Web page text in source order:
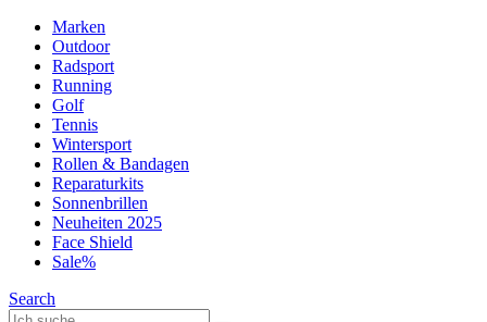
Marken
Outdoor
Radsport
Running
Golf
Tennis
Wintersport
Rollen & Bandagen
Reparaturkits
Sonnenbrillen
Neuheiten 2025
Face Shield
Sale%
Search